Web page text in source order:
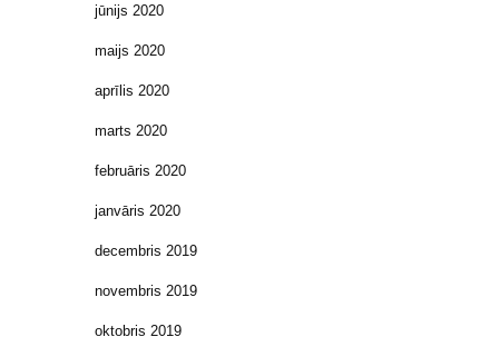
jūnijs 2020
maijs 2020
aprīlis 2020
marts 2020
februāris 2020
janvāris 2020
decembris 2019
novembris 2019
oktobris 2019